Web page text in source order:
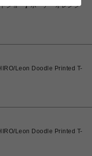
ジョー】ポーチ オレンジ
Leon Doodle Printed T-
Leon Doodle Printed T-